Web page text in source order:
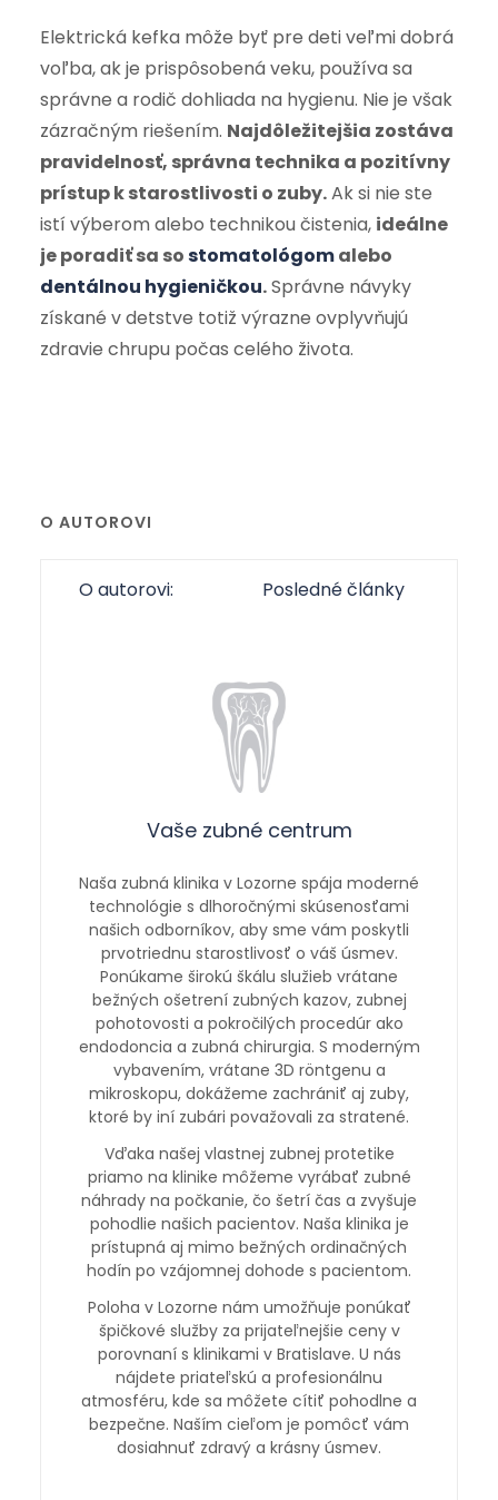
Elektrická kefka môže byť pre deti veľmi dobrá
voľba, ak je prispôsobená veku, používa sa
správne a rodič dohliada na hygienu. Nie je však
zázračným riešením. Najdôležitejšia zostáva
pravidelnosť, správna technika a pozitívny
prístup k starostlivosti o zuby.Ak si nie ste
istí výberom alebo technikou čistenia, ideálne
je poradiť sa sostomatológomalebo
dentálnou hygieničkou.Správne návyky
získané v detstve totiž výrazne ovplyvňujú
zdravie chrupu počas celého života.
O AUTOROVI
O autorovi: Posledné články
Vaše zubné centrum
Naša zubná klinika v Lozorne spája moderné
technológie s dlhoročnými skúsenosťami
našich odborníkov, aby sme vám poskytli
prvotriednu starostlivosť o váš úsmev.
Ponúkame širokú škálu služieb vrátane
bežných ošetrení zubných kazov, zubnej
pohotovosti a pokročilých procedúr ako
endodoncia a zubná chirurgia. S moderným
vybavením, vrátane 3D röntgenu a
mikroskopu, dokážeme zachrániť aj zuby,
ktoré by iní zubári považovali za stratené.
Vďaka našej vlastnej zubnej protetike
priamo na klinike môžeme vyrábať zubné
náhrady na počkanie, čo šetrí čas a zvyšuje
pohodlie našich pacientov. Naša klinika je
prístupná aj mimo bežných ordinačných
hodín po vzájomnej dohode s pacientom.
Poloha v Lozorne nám umožňuje ponúkať
špičkové služby za prijateľnejšie ceny v
porovnaní s klinikami v Bratislave. U nás
nájdete priateľskú a profesionálnu
atmosféru, kde sa môžete cítiť pohodlne a
bezpečne. Naším cieľom je pomôcť vám
dosiahnuť zdravý a krásny úsmev.